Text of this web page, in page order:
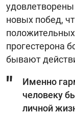
новых побед,
прогестерона
бывают
Именно
человеку
личной